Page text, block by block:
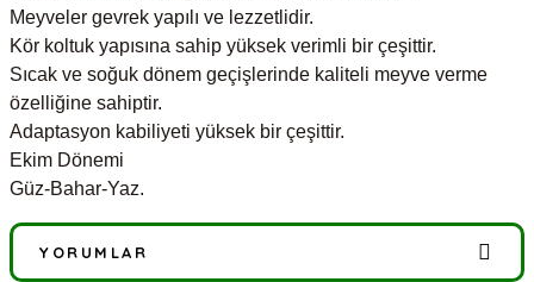
Meyveler gevrek yapılı ve lezzetlidir.
Kör koltuk yapısına sahip yüksek verimli bir çeşittir.
Sıcak ve soğuk dönem geçişlerinde kaliteli meyve verme
özelliğine sahiptir.
Adaptasyon kabiliyeti yüksek bir çeşittir.
Ekim Dönemi
Güz-Bahar-Yaz.
YORUMLAR